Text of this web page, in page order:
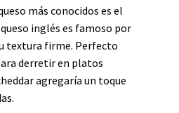
más conocidos es el
inglés es famoso por
textura firme. Perfecto
derretir en platos
agregaría un toque